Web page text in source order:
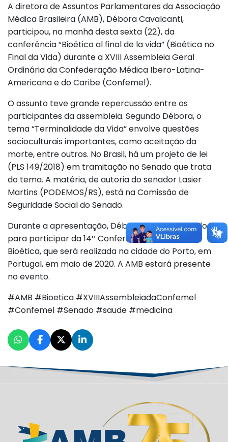
A diretora de Assuntos Parlamentares da Associação
Médica Brasileira (AMB), Débora Cavalcanti,
participou, na manhã desta sexta (22), da
conferência “Bioética al final de la vida” (Bioética no
Final da Vida) durante a XVIII Assembleia Geral
Ordinária da Confederação Médica Ibero-Latina-
Americana e do Caribe (Confemel).
O assunto teve grande repercussão entre os
participantes da assembleia. Segundo Débora, o
tema “Terminalidade da Vida” envolve questões
socioculturais importantes, como aceitação da
morte, entre outros. No Brasil, há um projeto de lei
(PLS 149/2018) em tramitação no Senado que trata
do tema. A matéria, de autoria do senador Lasier
Martins (PODEMOS/RS), está na Comissão de
Seguridade Social do Senado.
Durante a apresentação, Débora convidou a todos
para participar da 14º Conferência Mundial de
Bioética, que será realizada na cidade do Porto, em
Portugal, em maio de 2020. A AMB estará presente
no evento.
#AMB #Bioetica #XVIIIAssembleiadaConfemel
#Confemel #Senado #saude #medicina